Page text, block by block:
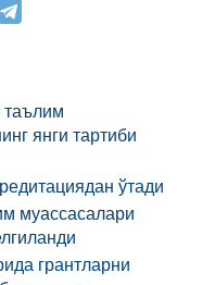
таълим
янги тартиби
ўтади
муассасалари
грантларни